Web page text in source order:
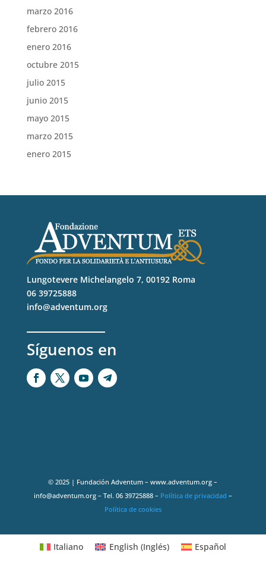
marzo 2016
febrero 2016
enero 2016
octubre 2015
julio 2015
junio 2015
mayo 2015
marzo 2015
enero 2015
Lungotevere Michelangelo 7, 00192 Roma
06 39725888
info@adventum.org
Síguenos en
© 2025 | Fundación Adventum – www.adventum.org –
info@adventum.org – Tel. 06 39725888 – Política de privacidad –
Política de cookies
Italiano English (Inglés) Español